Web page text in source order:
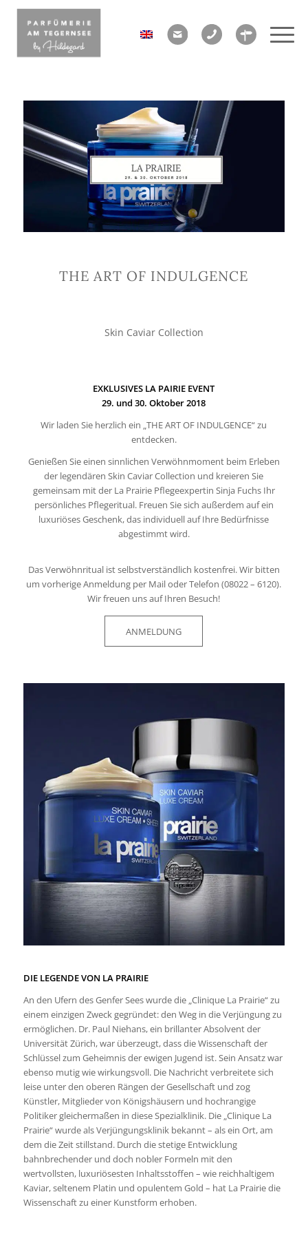
THE ART OF INDULGENCE
Skin Caviar Collection
EXKLUSIVES LA PAIRIE EVENT
29. und 30. Oktober 2018
Wir laden Sie herzlich ein „THE ART OF INDULGENCE“ zu
entdecken.
Genießen Sie einen sinnlichen Verwöhnmoment beim Erleben
der legendären Skin Caviar Collection und kreieren Sie
gemeinsam mit der La Prairie Pflegeexpertin Sinja Fuchs Ihr
persönliches Pflegeritual. Freuen Sie sich außerdem auf ein
luxuriöses Geschenk, das individuell auf Ihre Bedürfnisse
abgestimmt wird.
Das Verwöhnritual ist selbstverständlich kostenfrei. Wir bitten
um vorherige Anmeldung per Mail oder Telefon (08022 – 6120).
Wir freuen uns auf Ihren Besuch!
ANMELDUNG
DIE LEGENDE VON LA PRAIRIE
An den Ufern des Genfer Sees wurde die „Clinique La Prairie“ zu
einem einzigen Zweck gegründet: den Weg in die Verjüngung zu
ermöglichen. Dr. Paul Niehans, ein brillanter Absolvent der
Universität Zürich, war überzeugt, dass die Wissenschaft der
Schlüssel zum Geheimnis der ewigen Jugend ist. Sein Ansatz war
ebenso mutig wie wirkungsvoll. Die Nachricht verbreitete sich
leise unter den oberen Rängen der Gesellschaft und zog
Künstler, Mitglieder von Königshäusern und hochrangige
Politiker gleichermaßen in diese Spezialklinik. Die „Clinique La
Prairie“ wurde als Verjüngungsklinik bekannt – als ein Ort, am
dem die Zeit stillstand. Durch die stetige Entwicklung
bahnbrechender und doch nobler Formeln mit den
wertvollsten, luxuriösesten Inhaltsstoffen – wie reichhaltigem
Kaviar, seltenem Platin und opulentem Gold – hat La Prairie die
Wissenschaft zu einer Kunstform erhoben.